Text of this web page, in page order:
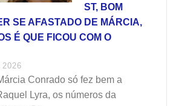
ST, BOM
SE AFASTADO DE MÁRCIA,
É QUE FICOU COM O
Conrado só fez bem a
Lyra, os números da